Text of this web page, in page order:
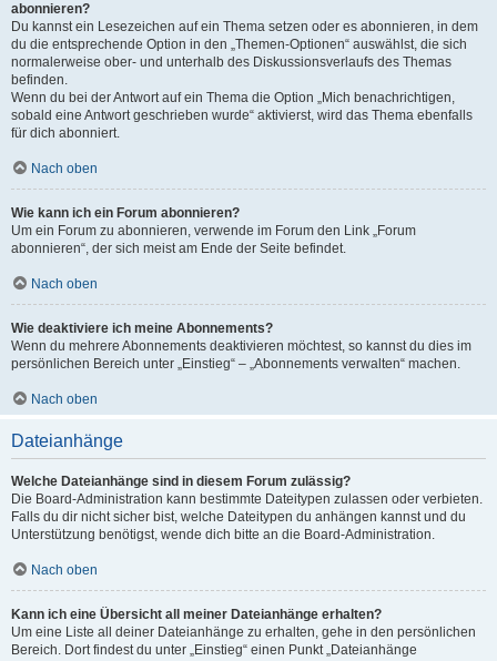
abonnieren?
Du kannst ein Lesezeichen auf ein Thema setzen oder es abonnieren, in dem
du die entsprechende Option in den „Themen-Optionen“ auswählst, die sich
normalerweise ober- und unterhalb des Diskussionsverlaufs des Themas
befinden.
Wenn du bei der Antwort auf ein Thema die Option „Mich benachrichtigen,
sobald eine Antwort geschrieben wurde“ aktivierst, wird das Thema ebenfalls
für dich abonniert.
Nach oben
Wie kann ich ein Forum abonnieren?
Um ein Forum zu abonnieren, verwende im Forum den Link „Forum
abonnieren“, der sich meist am Ende der Seite befindet.
Nach oben
Wie deaktiviere ich meine Abonnements?
Wenn du mehrere Abonnements deaktivieren möchtest, so kannst du dies im
persönlichen Bereich unter „Einstieg“ – „Abonnements verwalten“ machen.
Nach oben
Dateianhänge
Welche Dateianhänge sind in diesem Forum zulässig?
Die Board-Administration kann bestimmte Dateitypen zulassen oder verbieten.
Falls du dir nicht sicher bist, welche Dateitypen du anhängen kannst und du
Unterstützung benötigst, wende dich bitte an die Board-Administration.
Nach oben
Kann ich eine Übersicht all meiner Dateianhänge erhalten?
Um eine Liste all deiner Dateianhänge zu erhalten, gehe in den persönlichen
Bereich. Dort findest du unter „Einstieg“ einen Punkt „Dateianhänge